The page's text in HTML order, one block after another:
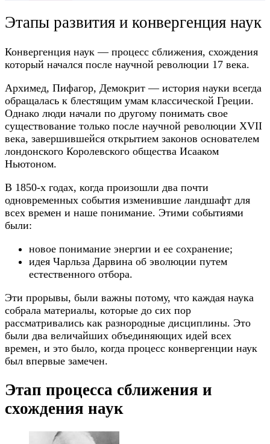
Этапы развития и конвергенция наук
Конвергенция наук — процесс сближения, схождения
который начался после научной революции 17 века.
Архимед, Пифагор, Демокрит — история науки всегда
обращалась к блестящим умам классической Греции.
Однако люди начали по другому понимать свое
существование только после научной революции XVII
века, завершившейся открытием законов основателем
лондонского Королевского общества Исааком
Ньютоном.
В 1850-х годах, когда произошли два почти
одновременных события изменившие ландшафт для
всех времен и наше понимание. Этими событиями
были:
новое понимание энергии и ее сохранение;
идея Чарльза Дарвина об эволюции путем
естественного отбора.
Эти прорывы, были важны потому, что каждая наука
собрала материалы, которые до сих пор
рассматривались как разнородные дисциплины. Это
были два величайших объединяющих идей всех
времен, и это было, когда процесс конвергенции наук
был впервые замечен.
Этап процесса сближения и
схождения наук